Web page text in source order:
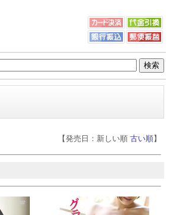
【発売日：新しい順 古い順】